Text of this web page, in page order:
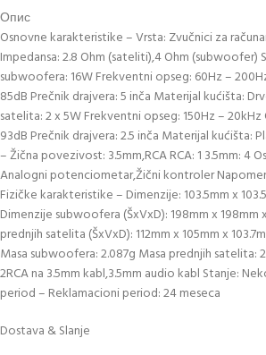
Опис
Osnovne karakteristike – Vrsta: Zvučnici za
Impedansa: 2.8 Ohm (sateliti),4 Ohm (subwoofer)
subwoofera: 16W Frekventni opseg: 60Hz –
85dB Prečnik drajvera: 5 inča Materijal kućišta:
satelita: 2 x 5W Frekventni opseg: 150Hz – 20kHz
93dB Prečnik drajvera: 2.5 inča Materijal kućišta:
– Žična povezivost: 3.5mm,RCA RCA: 1 3.5mm: 4
Analogni potenciometar,Žični kontroler
Fizičke karakteristike – Dimenzije: 103.5mm x
Dimenzije subwoofera (ŠxVxD): 198mm x 198mm
prednjih satelita (ŠxVxD): 112mm x 105mm x
Masa subwoofera: 2.087g Masa prednjih satelita:
2RCA na 3.5mm kabl,3.5mm audio kabl Stanje:
period – Reklamacioni period: 24 meseca
Dostava & Slanje